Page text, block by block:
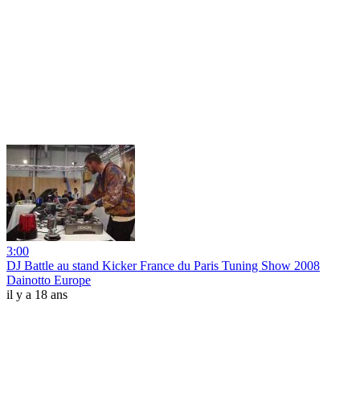
3:00
DJ Battle au stand Kicker France du Paris Tuning Show 2008
Dainotto Europe
il y a 18 ans